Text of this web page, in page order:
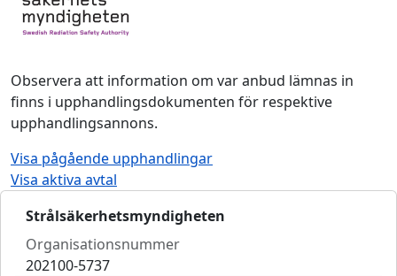
Observera att information om var anbud lämnas in
finns i upphandlingsdokumenten för respektive
upphandlingsannons.
Visa pågående upphandlingar
Visa aktiva avtal
Strålsäkerhetsmyndigheten
Organisationsnummer
202100-5737